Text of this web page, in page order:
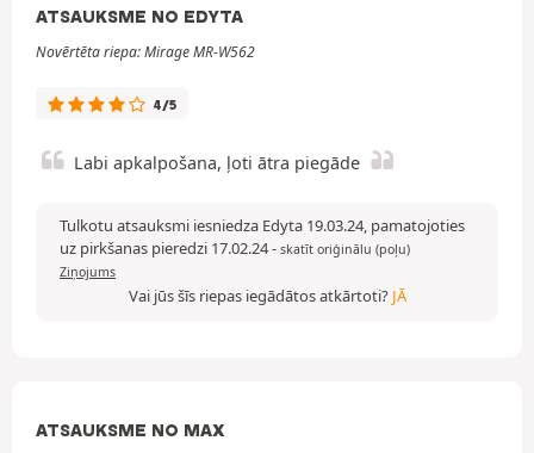
ATSAUKSME NO EDYTA
Novērtēta riepa: Mirage MR-W562
4/5
Labi apkalpošana, ļoti ātra piegāde
Tulkotu atsauksmi iesniedza Edyta 19.03.24, pamatojoties
uz pirkšanas pieredzi 17.02.24- skatīt oriģinālu (poļu)
Ziņojums
Vai jūs šīs riepas iegādātos atkārtoti? JĀ
ATSAUKSME NO MAX